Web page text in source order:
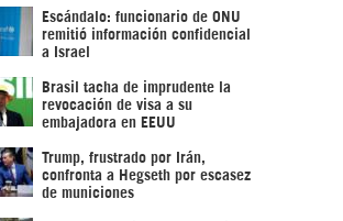
Escándalo: funcionario de ONU
remitió información confidencial
a Israel
Brasil tacha de imprudente la
revocación de visa a su
embajadora en EEUU
Trump, frustrado por Irán,
confronta a Hegseth por escasez
de municiones